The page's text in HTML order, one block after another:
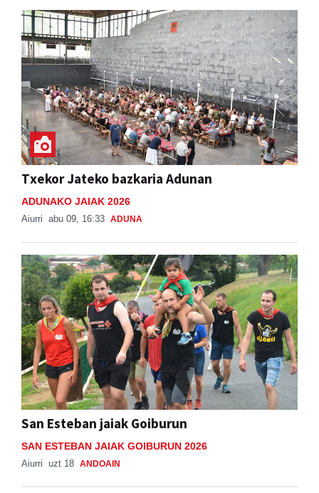
Txekor Jateko bazkaria Adunan
ADUNAKO JAIAK 2026
Aiurri abu 09, 16:33 ADUNA
San Esteban jaiak Goiburun
SAN ESTEBAN JAIAK GOIBURUN 2026
Aiurri uzt 18 ANDOAIN